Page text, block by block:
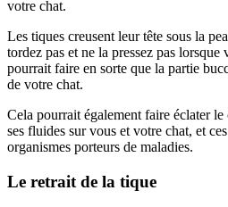
votre chat.
Les tiques creusent leur tête sous la
tordez pas et ne la pressez pas lorsque
pourrait faire en sorte que la partie
de votre chat.
Cela pourrait également faire éclater
ses fluides sur vous et votre chat, et
organismes porteurs de maladies.
Le retrait de la tique